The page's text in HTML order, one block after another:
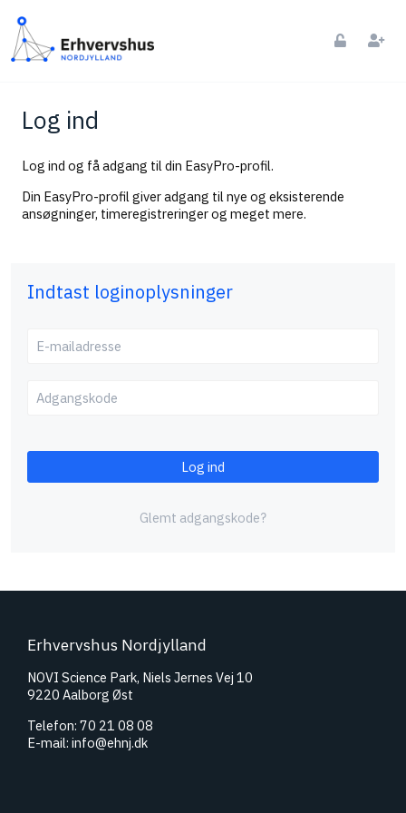
Log ind
Log ind og få adgang til din EasyPro-profil.
Din EasyPro-profil giver adgang til nye og eksisterende
ansøgninger, timeregistreringer og meget mere.
Indtast loginoplysninger
Log ind
Glemt adgangskode?
Erhvervshus Nordjylland
NOVI Science Park, Niels Jernes Vej 10
9220 Aalborg Øst
Telefon: 70 21 08 08
E-mail: info@ehnj.dk